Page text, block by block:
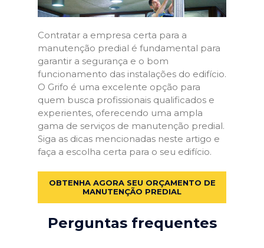
Contratar a empresa certa para a
manutenção predial é fundamental para
garantir a segurança e o bom
funcionamento das instalações do edifício.
O Grifo é uma excelente opção para
quem busca profissionais qualificados e
experientes, oferecendo uma ampla
gama de serviços de manutenção predial.
Siga as dicas mencionadas neste artigo e
faça a escolha certa para o seu edifício.
OBTENHA AGORA SEU ORÇAMENTO DE
MANUTENÇÃO PREDIAL
Perguntas frequentes